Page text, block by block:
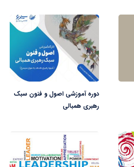
دوره آموزشی اصول و فنون سبک
رهبری همبالی